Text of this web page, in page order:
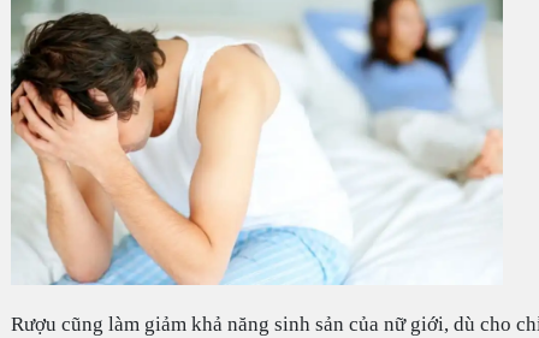
Rượu cũng làm giảm khả năng sinh sản của nữ giới, dù cho